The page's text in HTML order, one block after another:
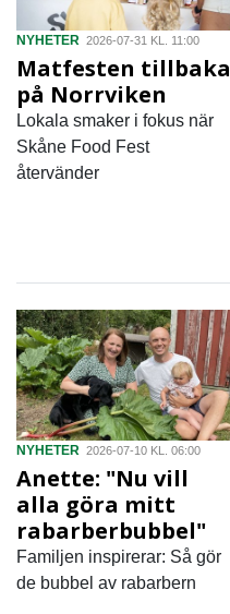
NYHETER 2026-07-31 KL. 11:00
Matfesten tillbaka
på Norrviken
Lokala smaker i fokus när
Skåne Food Fest
återvänder
NYHETER 2026-07-10 KL. 06:00
Anette: "Nu vill
alla göra mitt
rabarberbubbel"
Familjen inspirerar: Så gör
de bubbel av rabarbern